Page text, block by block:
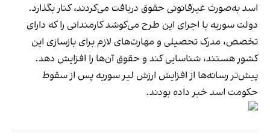
اسد به‌صورت غیرقانونی حقوق دریافت می‌کردند، کنار بگذارد.
دولت سوریه با اجرای این طرح می‌کوشد کارمندانی را که دارای
تخصص، مدرک تحصیلی و مهارت‌های لازم برای بازسازی این
کشور هستند، شناسایی کند و حقوق آن‌ها را افزایش دهد.
پیش‌تر رسانه‌ها ازافزایش ارزش لیر سوریه پس از سقوط
حکومت اسد خبر داده بودند.